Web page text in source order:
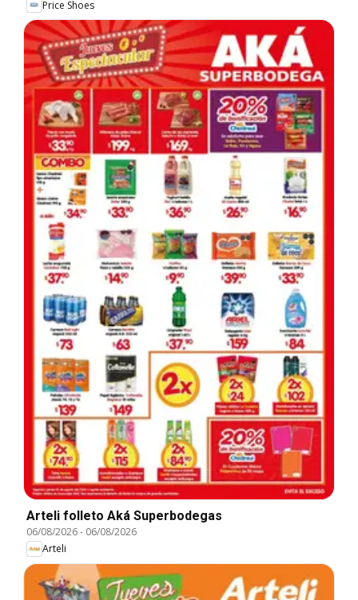
Price Shoes
Arteli folleto Aká Superbodegas
06/08/2026- 06/08/2026
Arteli